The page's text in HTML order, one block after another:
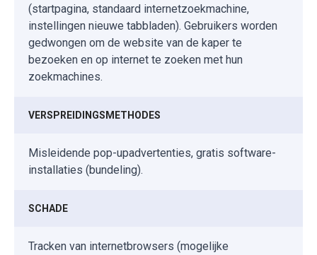
(startpagina, standaard internetzoekmachine,
instellingen nieuwe tabbladen). Gebruikers worden
gedwongen om de website van de kaper te
bezoeken en op internet te zoeken met hun
zoekmachines.
VERSPREIDINGSMETHODES
Misleidende pop-upadvertenties, gratis software-
installaties (bundeling).
SCHADE
Tracken van internetbrowsers (mogelijke